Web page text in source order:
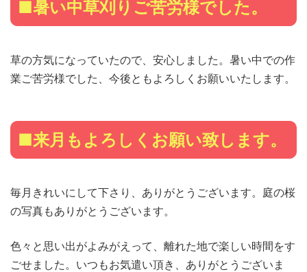
■暑い中草刈りご苦労様でした。
草の方気になっていたので、安心しました。暑い中での作
業ご苦労様でした、今後ともよろしくお願いいたします。
■来月もよろしくお願い致します。
毎月きれいにして下さり、ありがとうございます。庭の桜
の写真もありがとうございます。
色々と思い出がよみがえって、離れた地で楽しい時間をす
ごせました。いつもお気遣い頂き、ありがとうございま